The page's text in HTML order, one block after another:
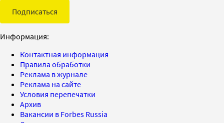
Подписаться
Информация:
Контактная информация
Правила обработки
Реклама в журнале
Реклама на сайте
Условия перепечатки
Архив
Вакансии в Forbes Russia